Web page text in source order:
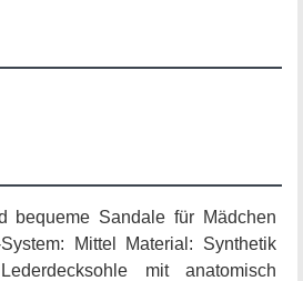
bequeme Sandale für Mädchen
Mittel Material: Synthetik
mit anatomisch